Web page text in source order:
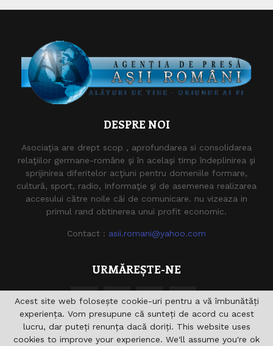
DESPRE NOI
Asociaţia are drept scop , aprofundarea si consolidarea
relaţiilor germane-române şi în acelaşi timp îndeplinirea şi
sprijinirea diferitelor acţiuni pentru domeniile formare,
cultură, sport, radio, Informaţie şi de asemenea realizarea
accesului către noile căi de comunicare. nu vizeaza in
primul rand obtinerea unui profit economic.
Contact : asii.romani@yahoo.com
URMĂREȘTE-NE
Acest site web folosește cookie-uri pentru a vă îmbunătăți
experiența. Vom presupune că sunteți de acord cu acest
lucru, dar puteți renunța dacă doriți. This website uses
cookies to improve your experience. We'll assume you're ok